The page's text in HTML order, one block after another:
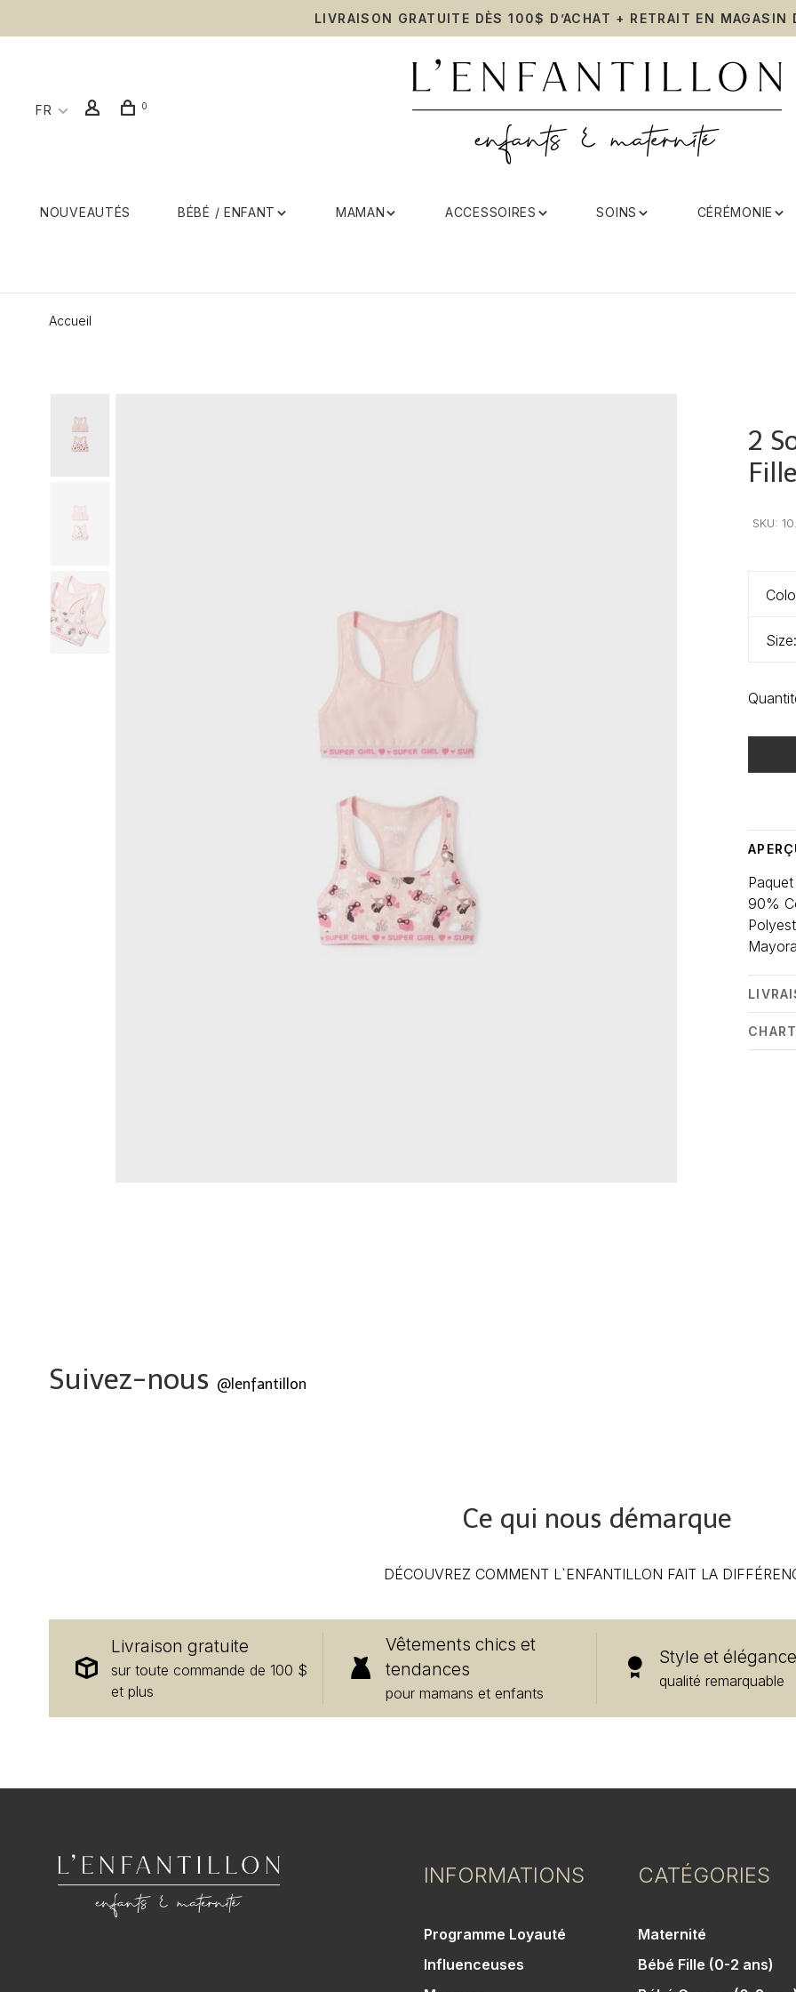
LIVRAISON GRATUITE DÈS 100$ D’ACHAT + RETRAIT EN MAGASIN
FR 0
NOUVEAUTÉS BÉBÉ / ENFANT MAMAN ACCESSOIRES SOINS CÉRÉMONIE
Accueil
2
SKU:
90%
Suivez-nous @lenfantillon
Ce qui nous démarque
DÉCOUVREZ COMMENT L`ENFANTILLON FAIT LA
Livraison gratuite
sur toute commande de 100 $
et plus
Vêtements chics et
tendances
pour mamans et enfants
Style et élégance
qualité remarquable
INFORMATIONS
Programme Loyauté
Influenceuses
CATÉGORIES
Maternité
Bébé Fille (0-2 ans)